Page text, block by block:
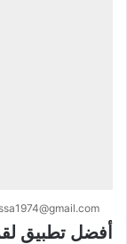
أفضل تطبيق